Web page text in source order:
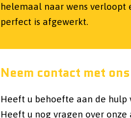
helemaal naar wens verloopt
perfect is afgewerkt.
Neem contact met
Heeft u behoefte aan de hulp
Heeft u nog vragen over